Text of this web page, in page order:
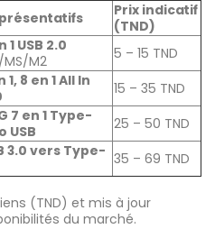
Prix indicatif
(TND)
USB 2.0
MS/M2
5 – 15 TND
8 en 1 All In
15 – 35 TND
7 en 1 Type-
USB
25 – 50 TND
3.0 vers Type- 35 – 69 TND
(TND) et mis à jour
du marché.